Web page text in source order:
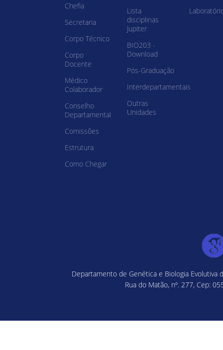
Chefia
Secretaria
Corpo Técnico
Corpo
Docente
Médico
Colaborador
Conselho
Departamental
Comissões
Estrutura
Como Chegar
Lista
disciplinas
Jupiter
BIO203 -
Download
Pós-Graduação
Interdepartamentais
Outras
Unidades
Departamento de Genética e Biologia Evolutiva
Rua do Matão, nº. 277, Cep: